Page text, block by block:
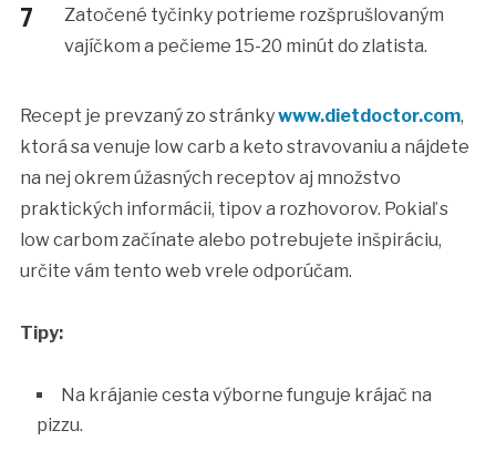
Zatočené tyčinky potrieme rozšprušlovaným
vajíčkom a pečieme 15-20 minút do zlatista.
Recept je prevzaný zo stránkywww.dietdoctor.com,
ktorá sa venuje low carb a keto stravovaniu a nájdete
na nej okrem úžasných receptov aj množstvo
praktických informácii, tipov a rozhovorov. Pokiaľ s
low carbom začínate alebo potrebujete inšpiráciu,
určite vám tento web vrele odporúčam.
Tipy:
Na krájanie cesta výborne funguje krájač na
pizzu.